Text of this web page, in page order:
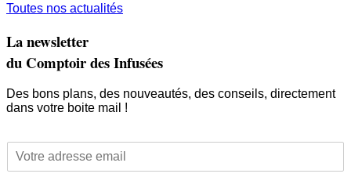
Toutes nos actualités
La newsletter
du Comptoir des Infusées
Des bons plans, des nouveautés, des conseils, directement
dans votre boite mail !
E
m
a